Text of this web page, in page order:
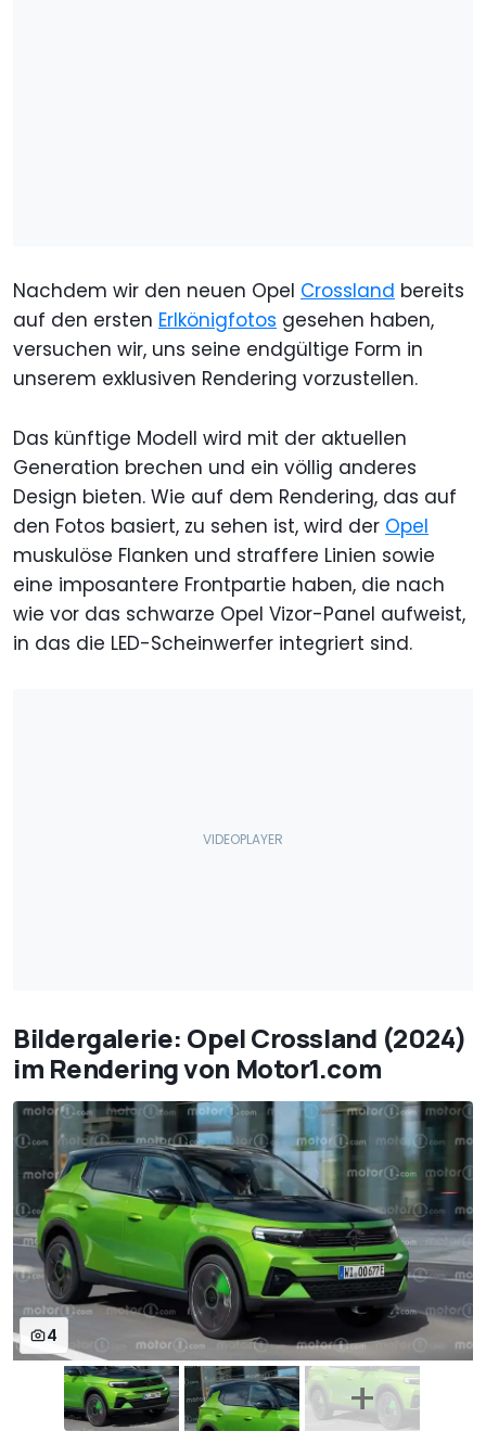
Nachdem wir den neuen Opel Crossland bereits
auf den ersten Erlkönigfotos gesehen haben,
versuchen wir, uns seine endgültige Form in
unserem exklusiven Rendering vorzustellen.
Das künftige Modell wird mit der aktuellen
Generation brechen und ein völlig anderes
Design bieten. Wie auf dem Rendering, das auf
den Fotos basiert, zu sehen ist, wird der Opel
muskulöse Flanken und straffere Linien sowie
eine imposantere Frontpartie haben, die nach
wie vor das schwarze Opel Vizor-Panel aufweist,
in das die LED-Scheinwerfer integriert sind.
Bildergalerie: Opel Crossland (2024)
im Rendering von Motor1.com
4